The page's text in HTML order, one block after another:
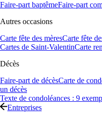
Faire-part baptêmeFaire-part
Autres occasions
Carte fête des mèresCarte fête
Cartes de Saint-ValentinCarte
Décès
Faire-part de décèsCarte de
un décès
Texte de condoléances : 9
Entreprises